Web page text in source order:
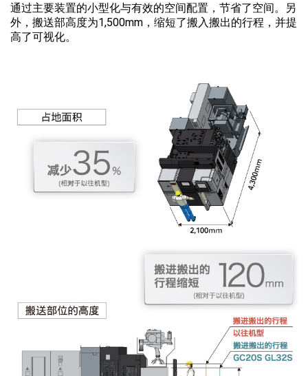
通过主要装置的小型化与有效的空间配置，节省了空间。另
外，搬送部高度为1,500mm，缩短了搬入搬出的行程，并提
高了可视化。